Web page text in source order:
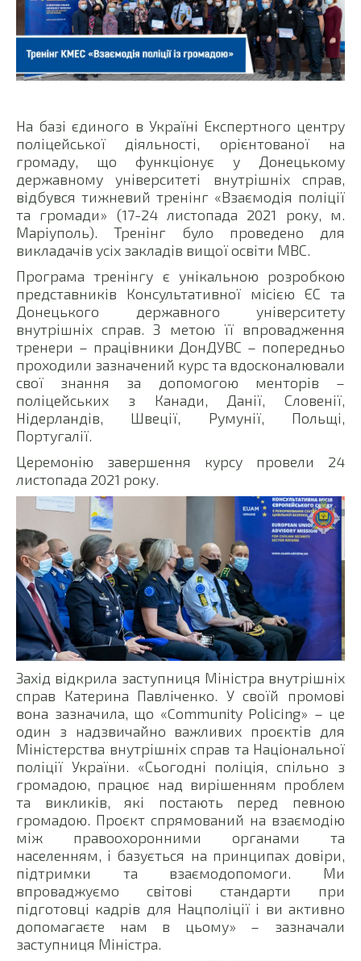
На базі єдиного в Україні Експертного центру
поліцейської діяльності, орієнтованої на
громаду, що функціонує у Донецькому
державному університеті внутрішніх справ,
відбувся тижневий тренінг «Взаємодія поліції
та громади» (17-24 листопада 2021 року, м.
Маріуполь). Тренінг було проведено для
викладачів усіх закладів вищої освіти МВС.
Програма тренінгу є унікальною розробкою
представників Консультативної місією ЄС та
Донецького державного університету
внутрішніх справ. З метою її впровадження
тренери – працівники ДонДУВС – попередньо
проходили зазначений курс та вдосконалювали
свої знання за допомогою менторів –
поліцейських з Канади, Данії, Словенії,
Нідерландів, Швеції, Румунії, Польщі,
Португалії.
Церемонію завершення курсу провели 24
листопада 2021 року.
Захід відкрила заступниця Міністра внутрішніх
справ Катерина Павліченко. У своїй промові
вона зазначила, що «Community Policing» – це
один з надзвичайно важливих проєктів для
Міністерства внутрішніх справ та Національної
поліції України. «Сьогодні поліція, спільно з
громадою, працює над вирішенням проблем
та викликів, які постають перед певною
громадою. Проєкт спрямований на взаємодію
між правоохоронними органами та
населенням, і базується на принципах довіри,
підтримки та взаємодопомоги. Ми
впроваджуємо світові стандарти при
підготовці кадрів для Нацполіції і ви активно
допомагаєте нам в цьому» – зазначали
заступниця Міністра.